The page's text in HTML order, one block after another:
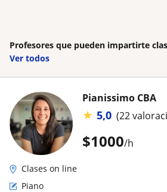
Profesores que pueden impartirte
Ver todos
$1000/h
Pianissimo CBA
★ 5,0 (22
Clases on line
Piano